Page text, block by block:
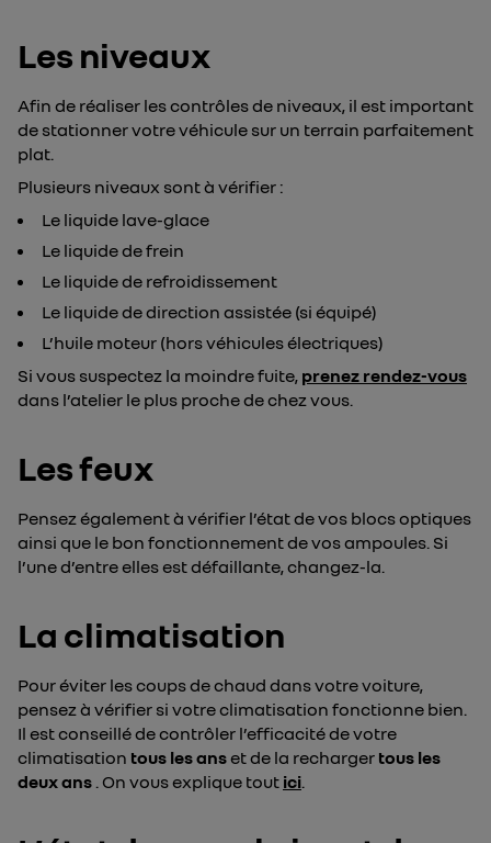
Les niveaux
Afin de réaliser les contrôles de niveaux, il est important
de stationner votre véhicule sur un terrain parfaitement
plat.
Plusieurs niveaux sont à vérifier :
Le liquide lave-glace
Le liquide de frein
Le liquide de refroidissement
Le liquide de direction assistée (si équipé)
L’huile moteur (hors véhicules électriques)
Si vous suspectez la moindre fuite, prenez rendez-vous
dans l’atelier le plus proche de chez vous.
Les feux
Pensez également à vérifier l’état de vos blocs optiques
ainsi que le bon fonctionnement de vos ampoules. Si
l’une d’entre elles est défaillante, changez-la.
La climatisation
Pour éviter les coups de chaud dans votre voiture,
pensez à vérifier si votre climatisation fonctionne bien.
Il est conseillé de contrôler l’efficacité de votre
climatisation tous les anset de la recharger tous les
deux ans. On vous explique tout ici.